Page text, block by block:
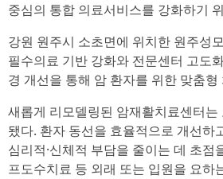
중심의 통합 의료서비스를 강화하기
강원 원주시 소초면에 위치한 원주성
필수의료 기반 강화와 전문센터 고도
경 개선을 통해 암 환자를 위한 맞춤
새롭게 리모델링된 암재활치료센터
됐다. 환자 동선을 효율적으로 개선
심리적·신체적 부담을 줄이는 데 초
프도수치료 등 외래 또는 입원을 요